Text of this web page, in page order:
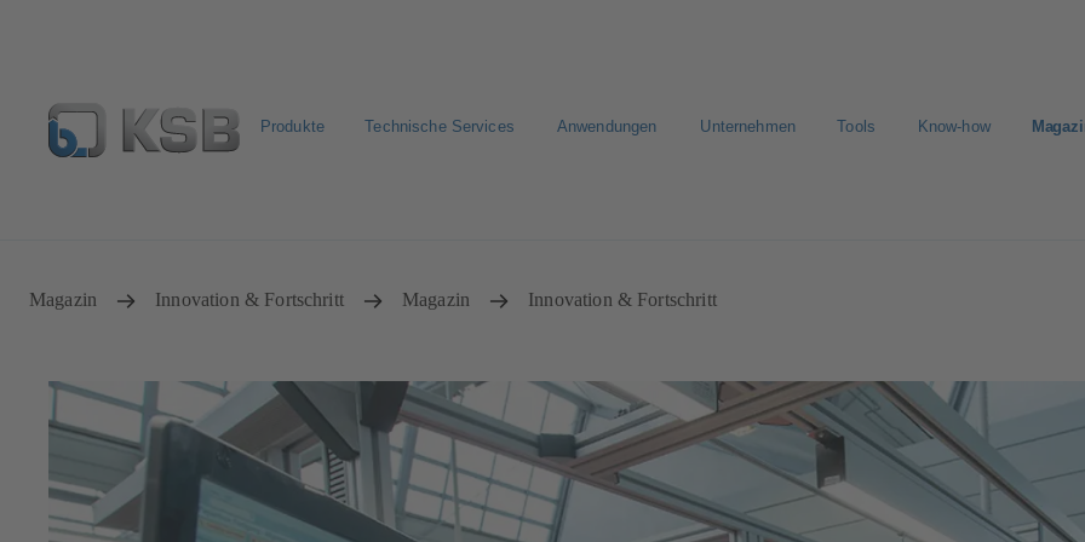
Produkte Technische Services Anwendungen Unternehmen Tools Know-how
Magazin Innovation & Fortschritt Magazin Innovation & Fortschritt